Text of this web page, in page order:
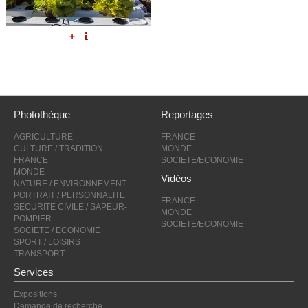
+
Photothèque
AGRICULTURE
CULTURE / TRADITION
FRANCE
MONDE
NATURE / ENVIRONNEMENT
PORTRAIT / PERSONNALITE
SECURITE CIVILE / SAPEUR-
POMPIER
SOCIETE / ECONOMIE
SPORT / LOISIRS
TRANSPORT
Reportages
FRANCE
MONDE
SOCIETE/ECONOMIE
Vidéos
FRANCE
MONDE
SOCIETE/ECONOMIE
Services
Expositions
Demande de recherche